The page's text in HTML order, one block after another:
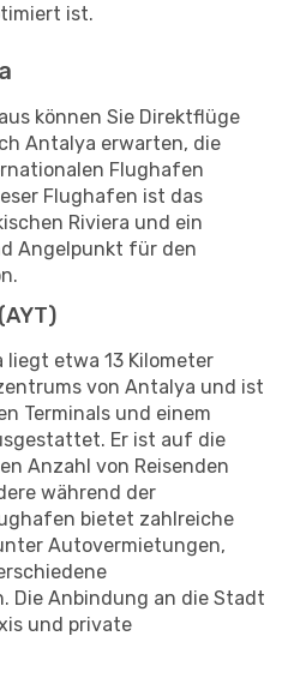
ist.
können Sie Direktflüge
Antalya erwarten, die
Flughafen
Flughafen ist das
Riviera und ein
Angelpunkt für den
etwa 13 Kilometer
von Antalya und ist
Terminals und einem
Er ist auf die
Anzahl von Reisenden
während der
bietet zahlreiche
Autovermietungen,
Die Anbindung an die Stadt
und private